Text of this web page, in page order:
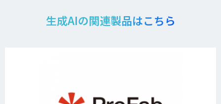
生成AIの関連製品はこちら